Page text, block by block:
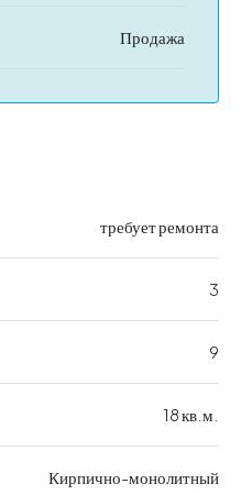
Продажа
требует ремонта
3
9
18 кв.м.
Кирпично-монолитный